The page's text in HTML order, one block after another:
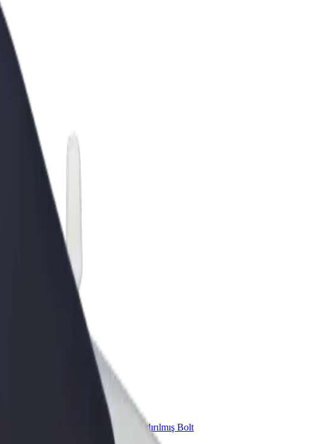
Biznes üçün Bolt
Biznesiniz üçün miqyaslandırılmış Bolt
məhsul və xidmətləri